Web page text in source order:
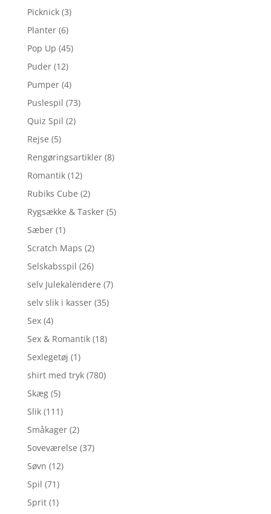
Picknick (3)
Planter (6)
Pop Up (45)
Puder (12)
Pumper (4)
Puslespil (73)
Quiz Spil (2)
Rejse (5)
Rengøringsartikler (8)
Romantik (12)
Rubiks Cube (2)
Rygsække & Tasker (5)
Sæber (1)
Scratch Maps (2)
Selskabsspil (26)
selv Julekalendere (7)
selv slik i kasser (35)
Sex (4)
Sex & Romantik (18)
Sexlegetøj (1)
shirt med tryk (780)
Skæg (5)
Slik (111)
Småkager (2)
Soveværelse (37)
Søvn (12)
Spil (71)
Sprit (1)